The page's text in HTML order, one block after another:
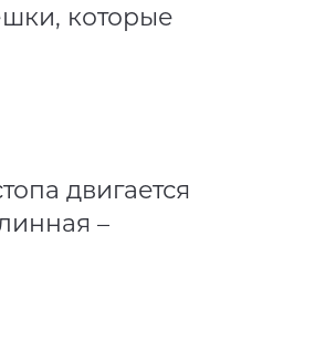
которые
двигается
–